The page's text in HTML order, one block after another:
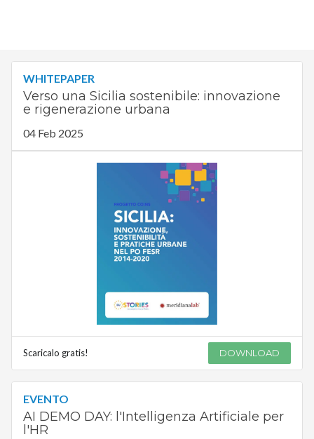
WHITEPAPER
Verso una Sicilia sostenibile: innovazione
e rigenerazione urbana
04 Feb 2025
Scaricalo gratis! DOWNLOAD
EVENTO
AI DEMO DAY: l'Intelligenza Artificiale per
l'HR